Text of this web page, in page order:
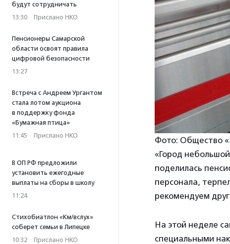
будут сотрудничать
13:30 · Прислано НКО
Пенсионеры Самарской
области освоят правила
цифровой безопасности
13:27
Встреча с Андреем Ургантом
стала лотом аукциона
в поддержку фонда
«Бумажная птица»
11:45 · Прислано НКО
В ОП РФ предложили
установить ежегодные
выплаты на сборы в школу
11:24
Стихобиатлон «Км/вслух»
соберет семьи в Липецке
10:32 · Прислано НКО
Фото: Общество
«Город
поделилась
персонала,
рекомендуем
На этой неделе
специальными